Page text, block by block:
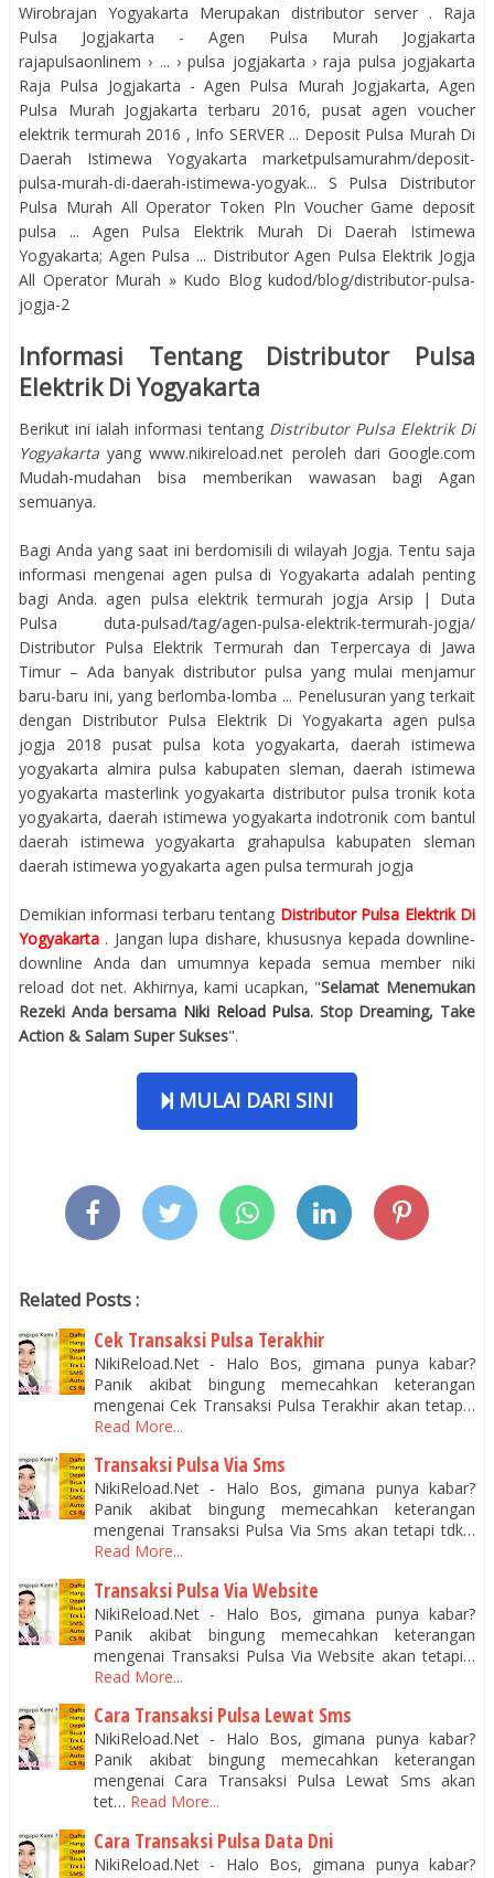
Wirobrajan Yogyakarta Merupakan distributor server . Raja
Pulsa Jogjakarta - Agen Pulsa Murah Jogjakarta
rajapulsaonlinem › ... › pulsa jogjakarta › raja pulsa jogjakarta
Raja Pulsa Jogjakarta - Agen Pulsa Murah Jogjakarta, Agen
Pulsa Murah Jogjakarta terbaru 2016, pusat agen voucher
elektrik termurah 2016 , Info SERVER ... Deposit Pulsa Murah Di
Daerah Istimewa Yogyakarta marketpulsamurahm/deposit-
pulsa-murah-di-daerah-istimewa-yogyak... S Pulsa Distributor
Pulsa Murah All Operator Token Pln Voucher Game deposit
pulsa ... Agen Pulsa Elektrik Murah Di Daerah Istimewa
Yogyakarta; Agen Pulsa ... Distributor Agen Pulsa Elektrik Jogja
All Operator Murah » Kudo Blog kudod/blog/distributor-pulsa-
jogja-2
Informasi Tentang Distributor Pulsa
Elektrik Di Yogyakarta
Berikut ini ialah informasi tentang Distributor Pulsa Elektrik Di
Yogyakartayang www.nikireload.net peroleh dari Google.com
Mudah-mudahan bisa memberikan wawasan bagi Agan
semuanya.
Bagi Anda yang saat ini berdomisili di wilayah Jogja. Tentu saja
informasi mengenai agen pulsa di Yogyakarta adalah penting
bagi Anda. agen pulsa elektrik termurah jogja Arsip | Duta
Pulsa duta-pulsad/tag/agen-pulsa-elektrik-termurah-jogja/
Distributor Pulsa Elektrik Termurah dan Terpercaya di Jawa
Timur – Ada banyak distributor pulsa yang mulai menjamur
baru-baru ini, yang berlomba-lomba ... Penelusuran yang terkait
dengan Distributor Pulsa Elektrik Di Yogyakarta agen pulsa
jogja 2018 pusat pulsa kota yogyakarta, daerah istimewa
yogyakarta almira pulsa kabupaten sleman, daerah istimewa
yogyakarta masterlink yogyakarta distributor pulsa tronik kota
yogyakarta, daerah istimewa yogyakarta indotronik com bantul
daerah istimewa yogyakarta grahapulsa kabupaten sleman
daerah istimewa yogyakarta agen pulsa termurah jogja
Demikian informasi terbaru tentang Distributor Pulsa Elektrik Di
Yogyakarta . Jangan lupa dishare, khususnya kepada downline-
downline Anda dan umumnya kepada semua member niki
reload dot net. Akhirnya, kami ucapkan, "Selamat Menemukan
Rezeki Anda bersama Niki Reload Pulsa. Stop Dreaming, Take
Action & Salam Super Sukses".
MULAI DARI SINI
Related Posts :
Cek Transaksi Pulsa Terakhir
NikiReload.Net - Halo Bos, gimana punya kabar?
Panik akibat bingung memecahkan keterangan
mengenai Cek Transaksi Pulsa Terakhir akan tetap…
Read More...
Transaksi Pulsa Via Sms
NikiReload.Net - Halo Bos, gimana punya kabar?
Panik akibat bingung memecahkan keterangan
mengenai Transaksi Pulsa Via Sms akan tetapi tdk…
Read More...
Transaksi Pulsa Via Website
NikiReload.Net - Halo Bos, gimana punya kabar?
Panik akibat bingung memecahkan keterangan
mengenai Transaksi Pulsa Via Website akan tetapi…
Read More...
Cara Transaksi Pulsa Lewat Sms
NikiReload.Net - Halo Bos, gimana punya kabar?
Panik akibat bingung memecahkan keterangan
mengenai Cara Transaksi Pulsa Lewat Sms akan
tet… Read More...
Cara Transaksi Pulsa Data Dni
NikiReload.Net - Halo Bos, gimana punya kabar?